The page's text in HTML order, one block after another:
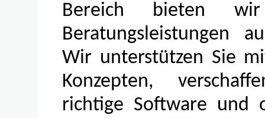
Bereich bieten
Beratungsleistungen
Wir unterstützen Sie
Konzepten,
richtige Software und